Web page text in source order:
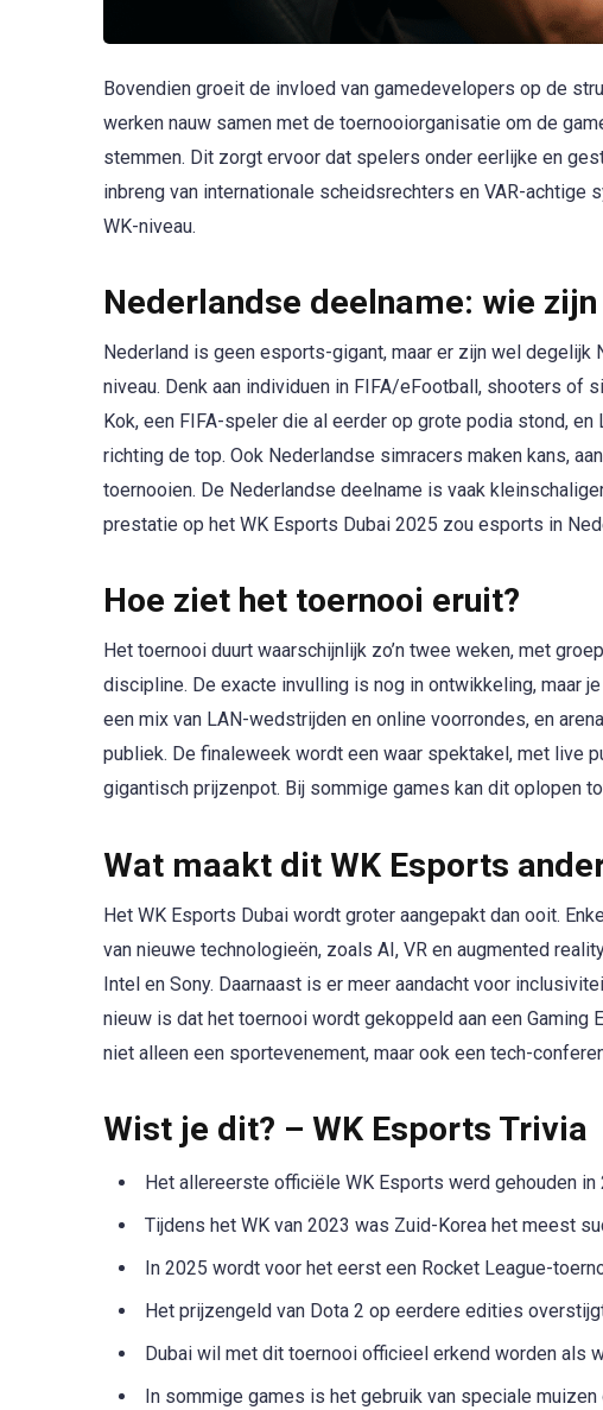
Bovendien groeit de invloed van gamedevelopers op de
werken nauw samen met de toernooiorganisatie om de
stemmen. Dit zorgt ervoor dat spelers onder eerlijke en
inbreng van internationale scheidsrechters en VAR-
WK-niveau.
Nederlandse deelname: wie
Nederland is geen esports-gigant, maar er zijn wel
niveau. Denk aan individuen in FIFA/eFootball, shooters of
Kok, een FIFA-speler die al eerder op grote podia stond,
richting de top. Ook Nederlandse simracers maken kans,
toernooien. De Nederlandse deelname is vaak
prestatie op het WK Esports Dubai 2025 zou esports in
Hoe ziet het toernooi eruit?
Het toernooi duurt waarschijnlijk zo’n twee weken, met
discipline. De exacte invulling is nog in ontwikkeling, maar
een mix van LAN-wedstrijden en online voorrondes, en
publiek. De finaleweek wordt een waar spektakel, met live
gigantisch prijzenpot. Bij sommige games kan dit oplopen
Wat maakt dit WK Esports
Het WK Esports Dubai wordt groter aangepakt dan ooit.
van nieuwe technologieën, zoals AI, VR en augmented
Intel en Sony. Daarnaast is er meer aandacht voor
nieuw is dat het toernooi wordt gekoppeld aan een Gaming
niet alleen een sportevenement, maar ook een tech-
Wist je dit? – WK Esports Trivia
Het allereerste officiële WK Esports werd gehouden
Tijdens het WK van 2023 was Zuid-Korea het meest
In 2025 wordt voor het eerst een Rocket League-
Het prijzengeld van Dota 2 op eerdere edities
Dubai wil met dit toernooi officieel erkend worden als
In sommige games is het gebruik van speciale